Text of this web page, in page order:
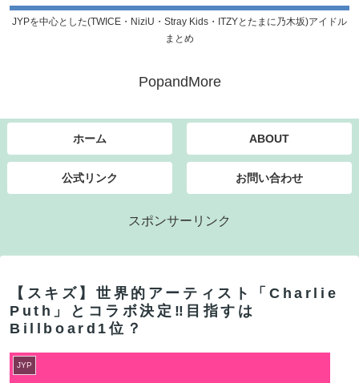
JYPを中心とした(TWICE・NiziU・Stray Kids・ITZYとたまに乃木坂)アイドル
まとめ
PopandMore
ホーム ABOUT
公式リンク お問い合わせ
スポンサーリンク
【スキズ】世界的アーティスト「Charlie
Puth」とコラボ決定‼目指すは
Billboard1位？
JYP